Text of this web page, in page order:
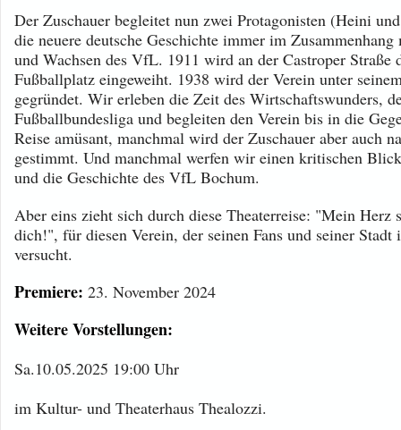
Der Zuschauer begleitet nun zwei Protagonisten (Heini
die neuere deutsche Geschichte immer im
und Wachsen des VfL. 1911 wird an der Castroper Straße
Fußballplatz eingeweiht. 1938 wird der Verein unter
gegründet. Wir erleben die Zeit des Wirtschaftswunders,
Fußballbundesliga und begleiten den Verein bis in die
Reise amüsant, manchmal wird der Zuschauer aber auch
gestimmt. Und manchmal werfen wir einen kritischen
und die Geschichte des VfL Bochum.
Aber eins zieht sich durch diese Theaterreise: "Mein Herz
dich!", für diesen Verein, der seinen Fans und seiner Stadt
versucht.
Premiere: 23. November 2024
Weitere Vorstellungen:
Sa.10.05.2025 19:00 Uhr
im Kultur- und Theaterhaus Thealozzi.